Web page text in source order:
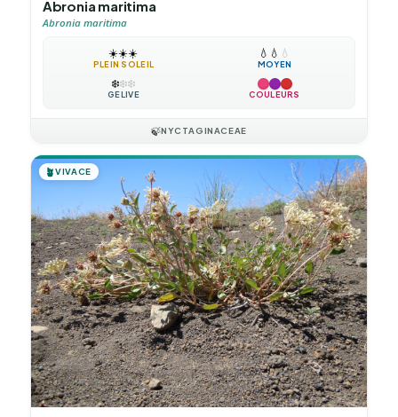
Abronia maritima
Abronia maritima
☀️☀️☀️
PLEIN SOLEIL
💧 💧 💧
MOYEN
❄️❄️❄️
GÉLIVE COULEURS
🍃NYCTAGINACEAE
🪴VIVACE